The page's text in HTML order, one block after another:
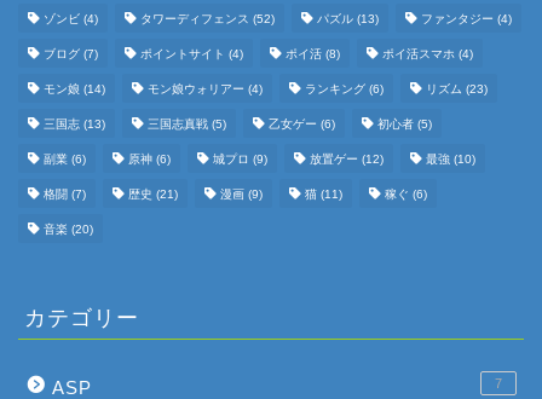
ゾンビ (4) タワーディフェンス (52) パズル (13) ファンタジー (4)
ブログ (7) ポイントサイト (4) ポイ活 (8) ポイ活スマホ (4)
モン娘 (14) モン娘ウォリアー (4) ランキング (6) リズム (23)
三国志 (13) 三国志真戦 (5) 乙女ゲー (6) 初心者 (5)
副業 (6) 原神 (6) 城プロ (9) 放置ゲー (12) 最強 (10)
格闘 (7) 歴史 (21) 漫画 (9) 猫 (11) 稼ぐ (6)
音楽 (20)
カテゴリー
ASP 7